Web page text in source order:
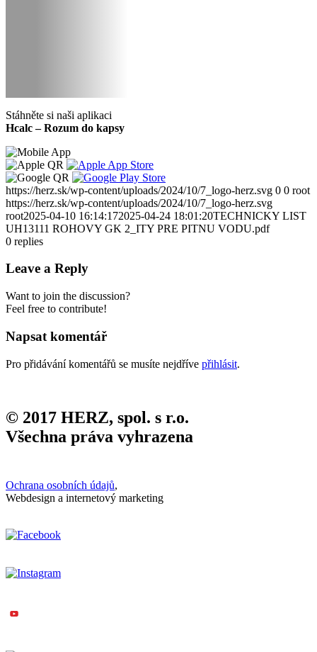
Stáhněte si naši aplikaci
Hcalc – Rozum do kapsy
https://herz.sk/wp-content/uploads/2024/10/7_logo-herz.svg 0 0 root
https://herz.sk/wp-content/uploads/2024/10/7_logo-herz.svg
root2025-04-10 16:14:172025-04-24 18:01:20TECHNICKY LIST
UH13111 ROHOVY GK 2_ITY PRE PITNU VODU.pdf
0 replies
Leave a Reply
Want to join the discussion?
Feel free to contribute!
Napsat komentář
Pro přidávání komentářů se musíte nejdříve přihlásit.
© 2017 HERZ, spol. s r.o.
Všechna práva vyhrazena
Ochrana osobních údajů,
Webdesign a internetový marketing